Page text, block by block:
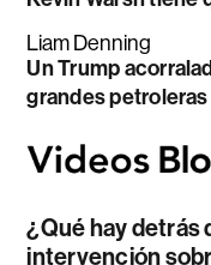
Liam Denning
Un Trump
grandes petroleras
¿Qué hay detrás
intervención